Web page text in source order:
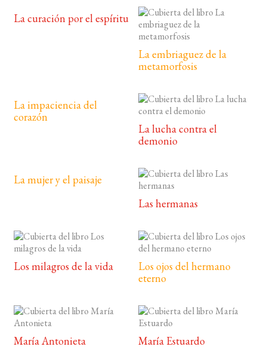
La curación por el espíritu
La embriaguez de la
metamorfosis
La impaciencia del
corazón
La lucha contra el
demonio
La mujer y el paisaje
Las hermanas
Los milagros de la vida
Los ojos del hermano
eterno
María Antonieta María Estuardo